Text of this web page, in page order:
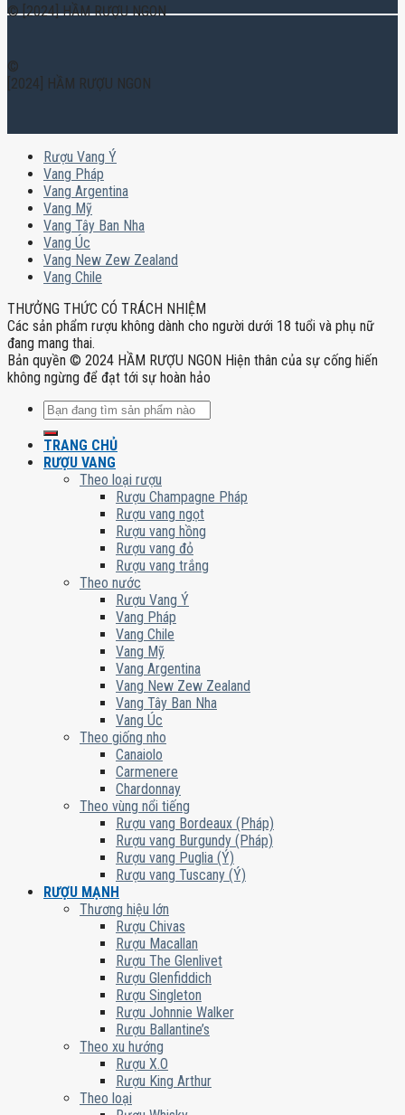
© [2024] HẦM RƯỢU NGON
©
[2024] HẦM RƯỢU NGON
Rượu Vang Ý
Vang Pháp
Vang Argentina
Vang Mỹ
Vang Tây Ban Nha
Vang Úc
Vang New Zew Zealand
Vang Chile
THƯỞNG THỨC CÓ TRÁCH NHIỆM
Các sản phẩm rượu không dành cho người dưới 18 tuổi và phụ nữ
đang mang thai.
Bản quyền © 2024 HẦM RƯỢU NGON Hiện thân của sự cống hiến
không ngừng để đạt tới sự hoàn hảo
Tìm
kiếm:
TRANG CHỦ
RƯỢU VANG
Theo loại rượu
Rượu Champagne Pháp
Rượu vang ngọt
Rượu vang hồng
Rượu vang đỏ
Rượu vang trắng
Theo nước
Rượu Vang Ý
Vang Pháp
Vang Chile
Vang Mỹ
Vang Argentina
Vang New Zew Zealand
Vang Tây Ban Nha
Vang Úc
Theo giống nho
Canaiolo
Carmenere
Chardonnay
Theo vùng nổi tiếng
Rượu vang Bordeaux (Pháp)
Rượu vang Burgundy (Pháp)
Rượu vang Puglia (Ý)
Rượu vang Tuscany (Ý)
RƯỢU MẠNH
Thương hiệu lớn
Rượu Chivas
Rượu Macallan
Rượu The Glenlivet
Rượu Glenfiddich
Rượu Singleton
Rượu Johnnie Walker
Rượu Ballantine’s
Theo xu hướng
Rượu X.O
Rượu King Arthur
Theo loại